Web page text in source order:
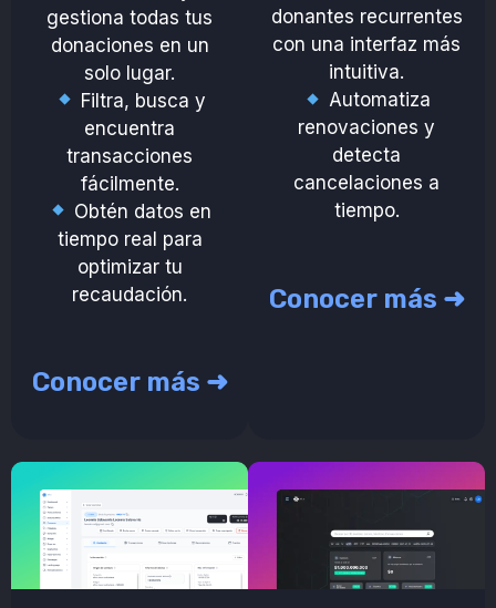
gestiona todas tus
donaciones en un
solo lugar.
Filtra, busca y
encuentra
transacciones
fácilmente.
Obtén datos en
tiempo real para
optimizar tu
recaudación.
Conocer más ➜
donantes recurrentes
con una interfaz más
intuitiva.
Automatiza
renovaciones y
detecta
cancelaciones a
tiempo.
Conocer más ➜